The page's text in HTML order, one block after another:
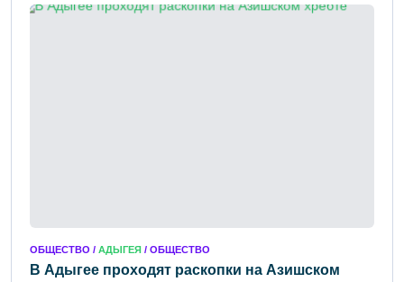
ОБЩЕСТВО / АДЫГЕЯ / ОБЩЕСТВО
В Адыгее проходят раскопки на Азишском